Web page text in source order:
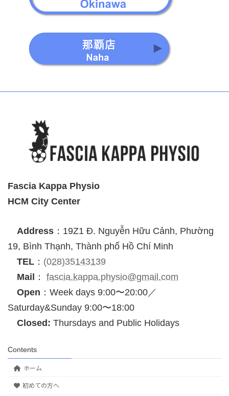
Fascia Kappa Physio
HCM City Center
Address ：19Z1 Đ. Nguyễn Hữu Cảnh, Phường
19, Bình Thạnh, Thành phố Hồ Chí Minh
TEL ： (028)35143139
Mail
： fascia.kappa.physio@gmail.com
Open ：Week days 9:00〜20:00／
Saturday&Sunday 9:00〜18:00
Closed: Thursdays and Public Holidays
Contents
ホーム
初めての方へ